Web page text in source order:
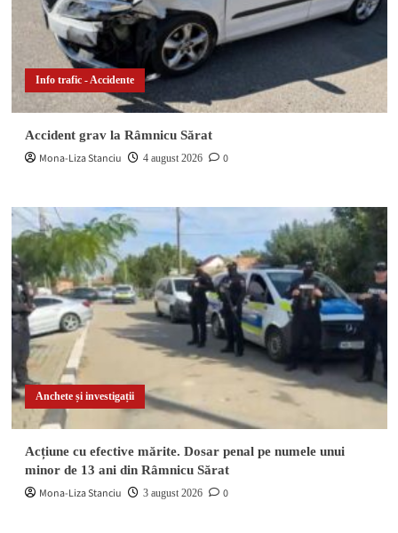
Info trafic - Accidente
Accident grav la Râmnicu Sărat
Mona-Liza Stanciu 4 august 2026 0
Anchete și investigații
Acțiune cu efective mărite. Dosar penal pe numele unui
minor de 13 ani din Râmnicu Sărat
Mona-Liza Stanciu 3 august 2026 0